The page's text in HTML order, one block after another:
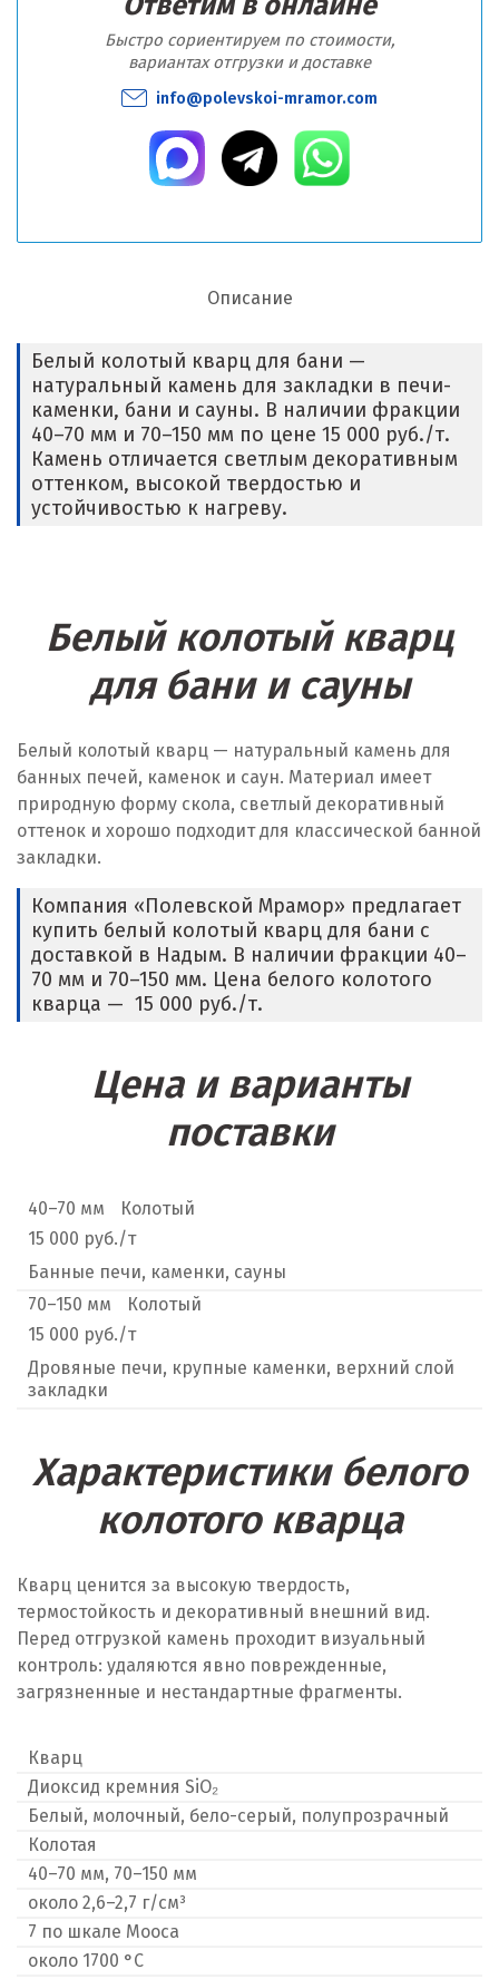
Быстро сориентируем по стоимости,
вариантах отгрузки и доставке
info@polevskoi-mramor.com
Описание
Белый колотый кварц для бани —
натуральный камень для закладки в печи-
каменки, бани и сауны. В наличии фракции
40–70 мм и 70–150 мм по цене 15 000 руб./т.
Камень отличается светлым декоративным
оттенком, высокой твердостью и
устойчивостью к нагреву.
Белый колотый кварц
для бани и сауны
Белый колотый кварц — натуральный камень для
банных печей, каменок и саун. Материал имеет
природную форму скола, светлый декоративный
оттенок и хорошо подходит для классической банной
закладки.
Компания «Полевской Мрамор» предлагает
купить белый колотый кварц для бани с
доставкой в Надым. В наличии фракции 40–
70 мм и 70–150 мм. Цена белого колотого
кварца — 15 000 руб./т.
Цена и варианты
поставки
40–70 мм
Колотый
15 000 руб./т
Банные печи, каменки, сауны
70–150 мм
Колотый
15 000 руб./т
Дровяные печи, крупные каменки, верхний слой
закладки
Характеристики белого
колотого кварца
Кварц ценится за высокую твердость,
термостойкость и декоративный внешний вид.
Перед отгрузкой камень проходит визуальный
контроль: удаляются явно поврежденные,
загрязненные и нестандартные фрагменты.
Кварц
Диоксид кремния SiO₂
Белый, молочный, бело-серый, полупрозрачный
Колотая
40–70 мм, 70–150 мм
около 2,6–2,7 г/см³
7 по шкале Мооса
около 1700 °C